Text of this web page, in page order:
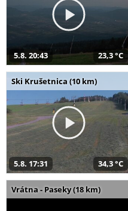
5.8. 20:43 23,3 °C
Ski Krušetnica (10 km)
5.8. 17:31 34,3 °C
Vrátna - Paseky (18 km)